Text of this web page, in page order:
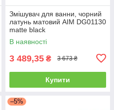
Змішувач для ванни, чорний
латунь матовий AIM DG01130
matte black
В наявності
3 489,35 ₴ 3 673 ₴
Купити
–5%